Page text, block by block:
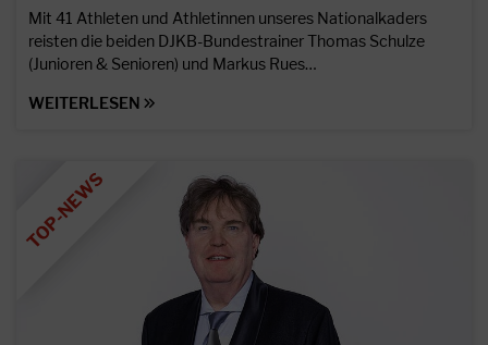
Mit 41 Athleten und Athletinnen unseres Nationalkaders
reisten die beiden DJKB-Bundestrainer Thomas Schulze
(Junioren & Senioren) und Markus Rues…
WEITERLESEN